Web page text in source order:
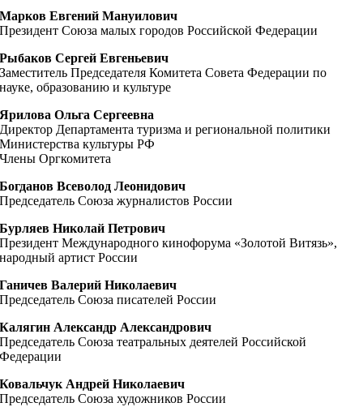
Марков Евгений Мануилович
Президент Союза малых городов Российской Федерации
Рыбаков Сергей Евгеньевич
Заместитель Председателя Комитета Совета Федерации по
науке, образованию и культуре
Ярилова Ольга Сергеевна
Директор Департамента туризма и региональной политики
Министерства культуры РФ
Члены Оргкомитета
Богданов Всеволод Леонидович
Председатель Союза журналистов России
Бурляев Николай Петрович
Президент Международного кинофорума «Золотой Витязь»,
народный артист России
Ганичев Валерий Николаевич
Председатель Союза писателей России
Калягин Александр Александрович
Председатель Союза театральных деятелей Российской
Федерации
Ковальчук Андрей Николаевич
Председатель Союза художников России